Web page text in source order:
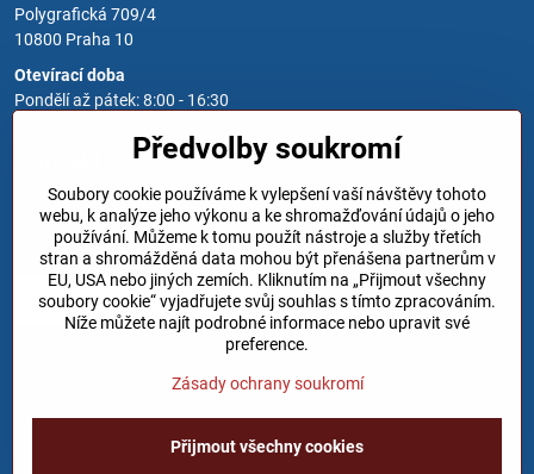
Polygrafická 709/4
10800 Praha 10
Otevírací doba
Pondělí až pátek: 8:00 - 16:30
Zavoláme Vám zpět
Váš telefon*
Předvolby soukromí
Soubory cookie používáme k vylepšení vaší návštěvy tohoto
webu, k analýze jeho výkonu a ke shromažďování údajů o jeho
používání. Můžeme k tomu použít nástroje a služby třetích
stran a shromážděná data mohou být přenášena partnerům v
EU, USA nebo jiných zemích. Kliknutím na „Přijmout všechny
soubory cookie“ vyjadřujete svůj souhlas s tímto zpracováním.
Níže můžete najít podrobné informace nebo upravit své
preference.
Zásady ochrany soukromí
Přijmout všechny cookies